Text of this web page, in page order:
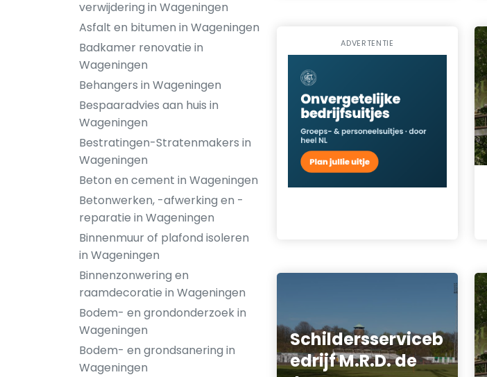
verwijdering in Wageningen
Asfalt en bitumen in Wageningen
Badkamer renovatie in
Wageningen
Behangers in Wageningen
Bespaaradvies aan huis in
Wageningen
Bestratingen-Stratenmakers in
Wageningen
Beton en cement in Wageningen
Betonwerken, -afwerking en -
reparatie in Wageningen
Binnenmuur of plafond isoleren
in Wageningen
Binnenzonwering en
raamdecoratie in Wageningen
Bodem- en grondonderzoek in
Wageningen
Bodem- en grondsanering in
Wageningen
ADVERTENTIE
Schildersserviceb
edrijf M.R.D. de